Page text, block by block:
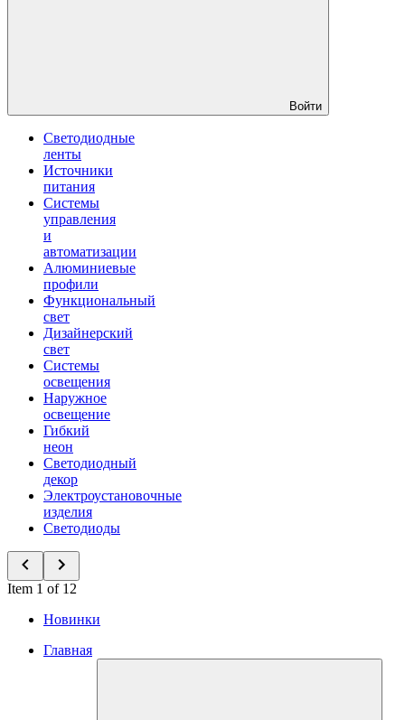
Войти
Светодиодные
ленты
Источники
питания
Системы
управления
и
автоматизации
Алюминиевые
профили
Функциональный
свет
Дизайнерский
свет
Системы
освещения
Наружное
освещение
Гибкий
неон
Светодиодный
декор
Электроустановочные
изделия
Светодиоды
Item 1 of 12
Новинки
Главная